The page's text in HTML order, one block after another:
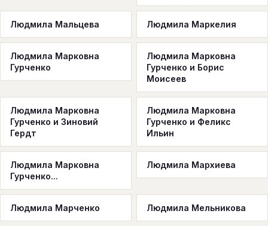
Людмила Мальцева Людмила Маркелия
Людмила Марковна
Гурченко
Людмила Марковна
Гурченко и Борис
Моисеев
Людмила Марковна
Гурченко и Зиновий
Гердт
Людмила Марковна
Гурченко и Феликс
Ильин
Людмила Марковна
Гурченко...
Людмила Мархиева
Людмила Марченко Людмила Мельникова